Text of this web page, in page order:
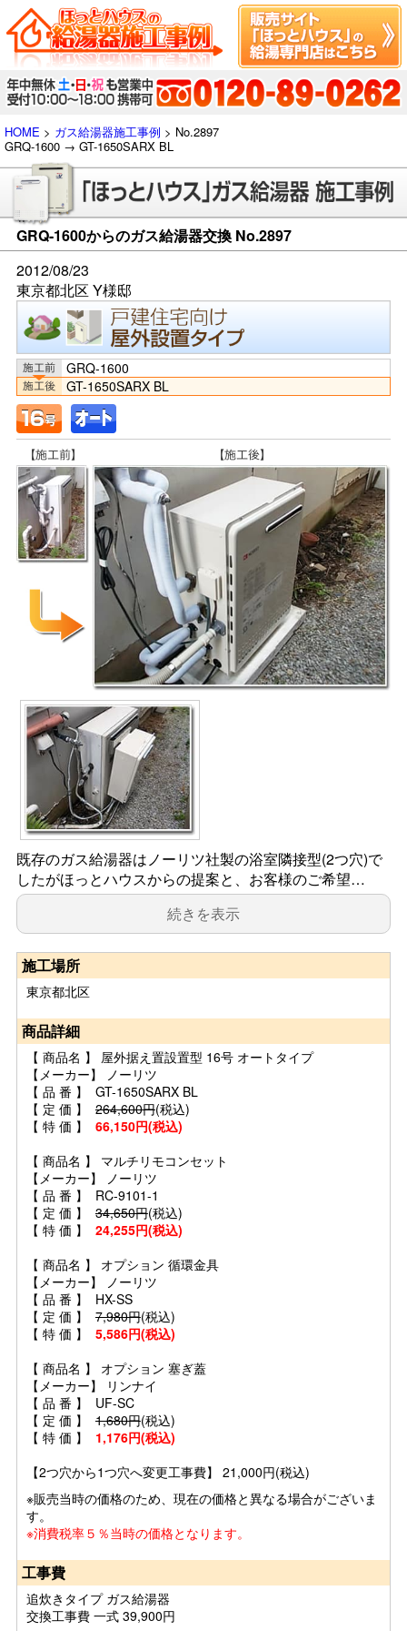
HOME > ガス給湯器施工事例 > No.2897
GRQ-1600 → GT-1650SARX BL
GRQ-1600からのガス給湯器交換 No.2897
2012/08/23
東京都北区 Y様邸
GRQ-1600
GT-1650SARX BL
既存のガス給湯器はノーリツ社製の浴室隣接型(2つ穴)で
したがほっとハウスからの提案と、お客様のご希望…
続きを表示
施工場所
東京都北区
商品詳細
【 商品名 】 屋外据え置設置型 16号 オートタイプ
【メーカー】 ノーリツ
【 品 番 】 GT-1650SARX BL
【 定 価 】 264,600円(税込)
【 特 価 】 66,150円(税込)
【 商品名 】 マルチリモコンセット
【メーカー】 ノーリツ
【 品 番 】 RC-9101-1
【 定 価 】 34,650円(税込)
【 特 価 】 24,255円(税込)
【 商品名 】 オプション 循環金具
【メーカー】 ノーリツ
【 品 番 】 HX-SS
【 定 価 】 7,980円(税込)
【 特 価 】 5,586円(税込)
【 商品名 】 オプション 塞ぎ蓋
【メーカー】 リンナイ
【 品 番 】 UF-SC
【 定 価 】 1,680円(税込)
【 特 価 】 1,176円(税込)
【2つ穴から1つ穴へ変更工事費】 21,000円(税込)
※販売当時の価格のため、現在の価格と異なる場合がございま
す。
※消費税率５％当時の価格となります。
工事費
追炊きタイプ ガス給湯器
交換工事費 一式 39,900円